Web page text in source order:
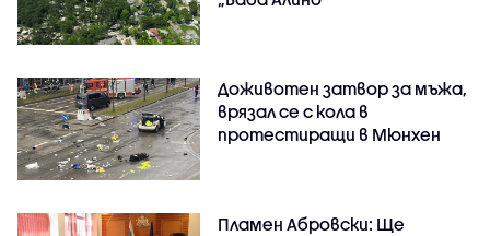
Доживотен затвор за мъжа,
врязал се с кола в
протестиращи в Мюнхен
Пламен Абровски: Ще